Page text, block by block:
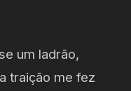
um ladrão,
traição me fez